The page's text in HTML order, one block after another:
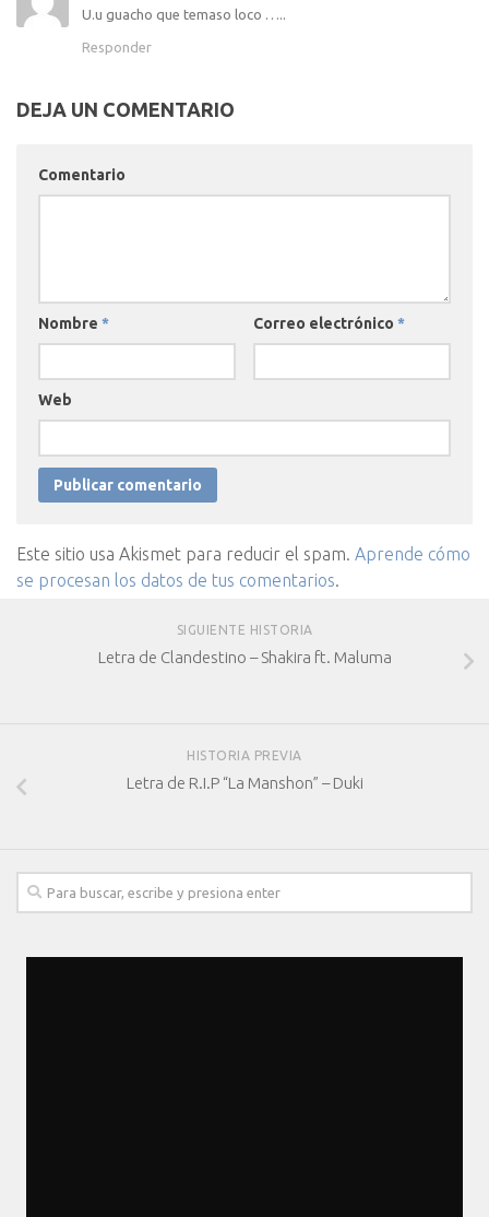
U.u guacho que temaso loco …..
Responder
DEJA UN COMENTARIO
Comentario
Nombre * Correo electrónico *
Web
Este sitio usa Akismet para reducir el spam. Aprende cómo
se procesan los datos de tus comentarios.
SIGUIENTE HISTORIA
Letra de Clandestino – Shakira ft. Maluma
HISTORIA PREVIA
Letra de R.I.P “La Manshon” – Duki